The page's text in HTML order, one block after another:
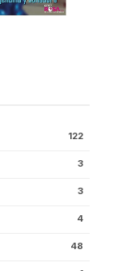
122
3
3
4
48